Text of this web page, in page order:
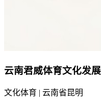
云南君威体育文化发
文化体育 | 云南省昆明